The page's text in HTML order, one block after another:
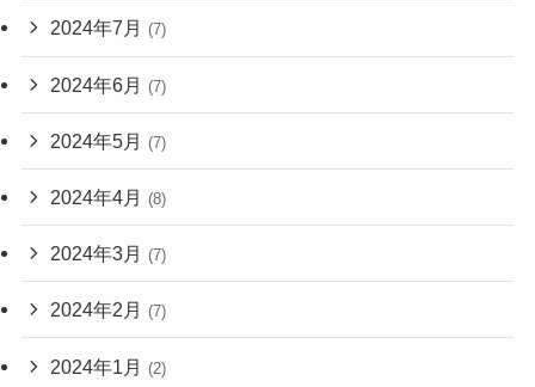
2024年7月 (7)
2024年6月 (7)
2024年5月 (7)
2024年4月 (8)
2024年3月 (7)
2024年2月 (7)
2024年1月 (2)